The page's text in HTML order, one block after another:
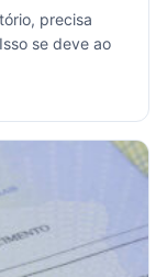
precisa
se deve ao